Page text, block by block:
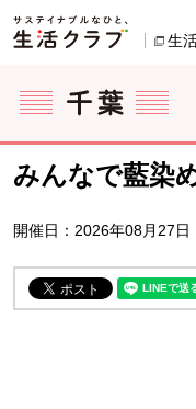
ページの先頭です。
生
ここからサイト内共通メ
サイト内共通メニューを
サイト内共通メニューこ
みんなで藍染
開催日：2026年08月27日